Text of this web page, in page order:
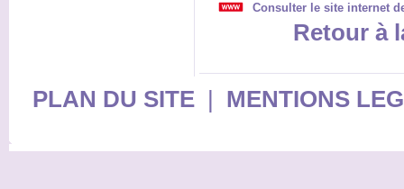
Consulter le site internet
Retour à
PLAN DU SITE| MENTIONS